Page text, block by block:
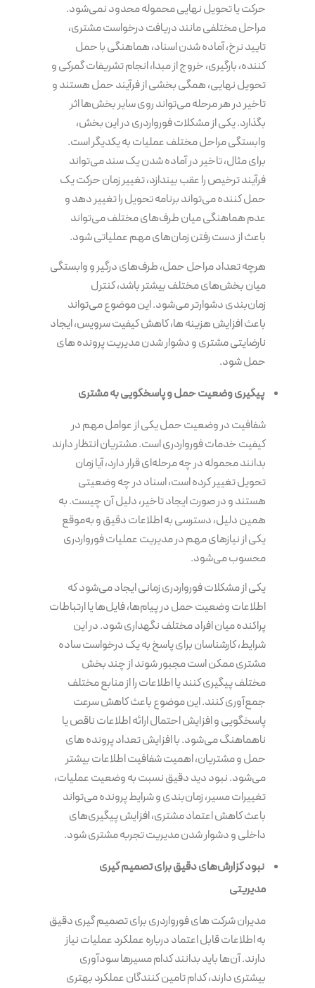
حرکت یا تحویل نهایی محموله محدود نمی‌شود.
مراحل مختلفی مانند دریافت درخواست مشتری،
تایید نرخ، آماده شدن اسناد، هماهنگی با حمل
کننده، بارگیری، خروج از مبدا، انجام تشریفات گمرکی و
تحویل نهایی، همگی بخشی از فرآیند حمل هستند و
تاخیر در هر مرحله می‌تواند روی سایر بخش‌ها اثر
بگذارد. یکی از مشکلات فورواردری در این بخش،
وابستگی مراحل مختلف عملیات به یکدیگر است.
برای مثال، تاخیر در آماده شدن یک سند می‌تواند
فرآیند ترخیص را عقب بیندازد، تغییر زمان حرکت یک
حمل کننده می‌تواند برنامه تحویل را تغییر دهد و
عدم هماهنگی میان طرف‌های مختلف می‌تواند
باعث از دست رفتن زمان‌های مهم عملیاتی شود.
هرچه تعداد مراحل حمل، طرف‌های درگیر و وابستگی
میان بخش‌های مختلف بیشتر باشد، کنترل
زمان‌بندی دشوارتر می‌شود. این موضوع می‌تواند
باعث افزایش هزینه ها، کاهش کیفیت سرویس، ایجاد
نارضایتی مشتری و دشوار شدن مدیریت پرونده های
حمل شود.
پیگیری وضعیت حمل و پاسخگویی به مشتری
شفافیت در وضعیت حمل یکی از عوامل مهم در
کیفیت خدمات فورواردری است. مشتریان انتظار دارند
بدانند محموله در چه مرحله‌ای قرار دارد، آیا زمان
تحویل تغییر کرده است، اسناد در چه وضعیتی
هستند و در صورت ایجاد تاخیر، دلیل آن چیست. به
همین دلیل، دسترسی به اطلاعات دقیق و به‌موقع
یکی از نیازهای مهم در مدیریت عملیات فورواردری
محسوب می‌شود.
یکی از مشکلات فورواردری زمانی ایجاد می‌شود که
اطلاعات وضعیت حمل در پیام‌ها، فایل‌ها یا ارتباطات
پراکنده میان افراد مختلف نگهداری شود. در این
شرایط، کارشناسان برای پاسخ به یک درخواست ساده
مشتری ممکن است مجبور شوند از چند بخش
مختلف پیگیری کنند یا اطلاعات را از منابع مختلف
جمع‌آوری کنند. این موضوع باعث کاهش سرعت
پاسخگویی و افزایش احتمال ارائه اطلاعات ناقص یا
ناهماهنگ می‌شود. با افزایش تعداد پرونده های
حمل و مشتریان، اهمیت شفافیت اطلاعات بیشتر
می‌شود. نبود دید دقیق نسبت به وضعیت عملیات،
تغییرات مسیر، زمان‌بندی و شرایط پرونده می‌تواند
باعث کاهش اعتماد مشتری، افزایش پیگیری‌های
داخلی و دشوار شدن مدیریت تجربه مشتری شود.
نبود گزارش‌های دقیق برای تصمیم گیری
مدیریتی
مدیران شرکت های فورواردری برای تصمیم گیری دقیق
به اطلاعات قابل اعتماد درباره عملکرد عملیات نیاز
دارند. آن‌ها باید بدانند کدام مسیرها سودآوری
بیشتری دارند، کدام تامین کنندگان عملکرد بهتری